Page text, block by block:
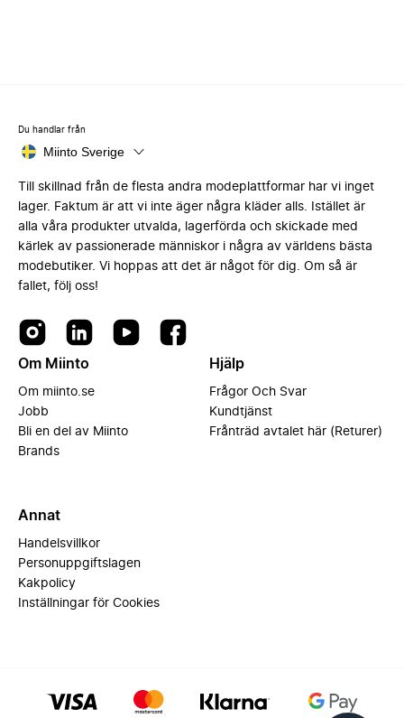
Du handlar från
Miinto Sverige
Till skillnad från de flesta andra modeplattformar har vi inget
lager. Faktum är att vi inte äger några kläder alls. Istället är
alla våra produkter utvalda, lagerförda och skickade med
kärlek av passionerade människor i några av världens bästa
modebutiker. Vi hoppas att det är något för dig. Om så är
fallet, följ oss!
Om Miinto
Om miinto.se
Jobb
Bli en del av Miinto
Brands
Hjälp
Frågor Och Svar
Kundtjänst
Frånträd avtalet här (Returer)
Annat
Handelsvillkor
Personuppgiftslagen
Kakpolicy
Inställningar för Cookies